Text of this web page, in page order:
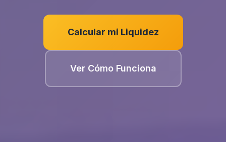
Calcular mi Liquidez
Ver Cómo Funciona